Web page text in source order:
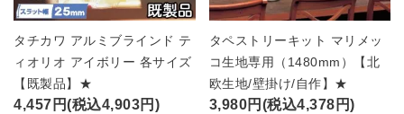
タチカワ アルミブラインド テ
ィオリオ アイボリー 各サイズ
【既製品】★
4,457円(税込4,903円)
タペストリーキット マリメッ
コ生地専用（1480mm）【北
欧生地/壁掛け/自作】★
3,980円(税込4,378円)